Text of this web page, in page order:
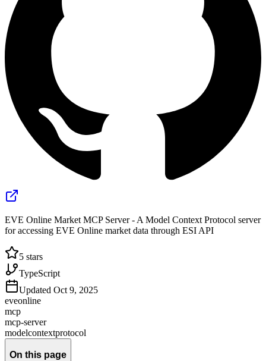
EVE Online Market MCP Server - A Model Context Protocol server
for accessing EVE Online market data through ESI API
5 stars
TypeScript
Updated Oct 9, 2025
eveonline
mcp
mcp-server
modelcontextprotocol
On this page